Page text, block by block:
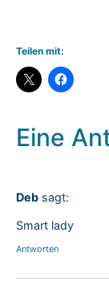
Teilen mit:
Eine
Deb sagt:
Smart lady
Antworten